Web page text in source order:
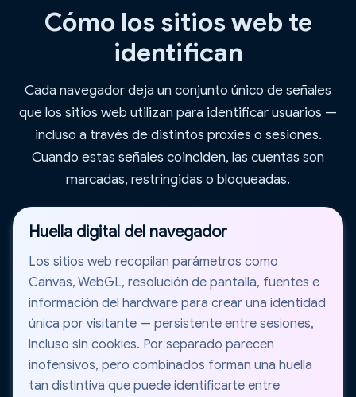
Cómo los sitios web te
identifican
Cada navegador deja un conjunto único de señales
que los sitios web utilizan para identificar usuarios —
incluso a través de distintos proxies o sesiones.
Cuando estas señales coinciden, las cuentas son
marcadas, restringidas o bloqueadas.
Huella digital del navegador
Los sitios web recopilan parámetros como
Canvas, WebGL, resolución de pantalla, fuentes e
información del hardware para crear una identidad
única por visitante — persistente entre sesiones,
incluso sin cookies. Por separado parecen
inofensivos, pero combinados forman una huella
tan distintiva que puede identificarte entre